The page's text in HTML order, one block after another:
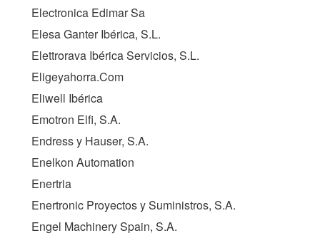
Electronica Edimar Sa
Elesa Ganter Ibérica, S.L.
Elettrorava Ibérica Servicios, S.L.
Eligeyahorra.Com
Eliwell Ibérica
Emotron Elfi, S.A.
Endress y Hauser, S.A.
Enelkon Automation
Enertria
Enertronic Proyectos y Suministros, S.A.
Engel Machinery Spain, S.A.